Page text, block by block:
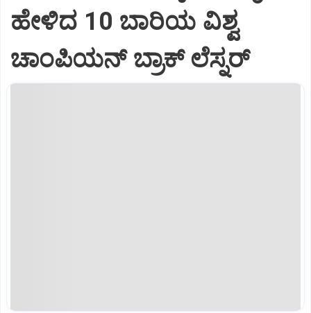
ಹೇಳಿದ 10 ಬಾರಿಯ ವಿಶ್ವ
ಚಾಂಪಿಯನ್ ಬ್ರಾಕ್ ಲೆಸ್ನರ್